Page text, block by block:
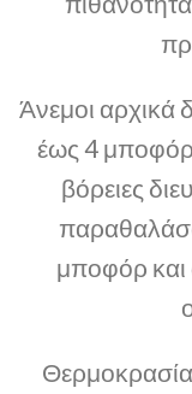
Άνεμοι αρχικά
έως 4 μποφόρ
βόρειες
μποφόρ και
Θερμοκρασία